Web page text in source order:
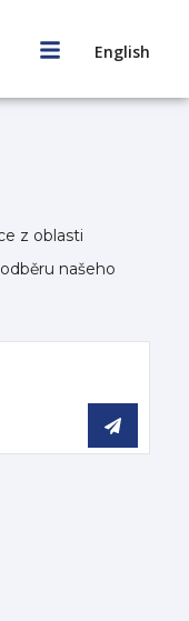
English
z oblasti
našeho